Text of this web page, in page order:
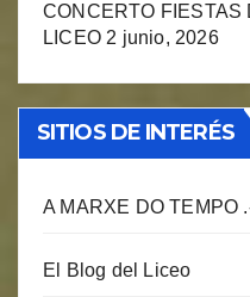
CONCERTO FIESTAS
LICEO 2 junio, 2026
SITIOS DE INTERÉS
A MARXE DO TEMPO
El Blog del Liceo